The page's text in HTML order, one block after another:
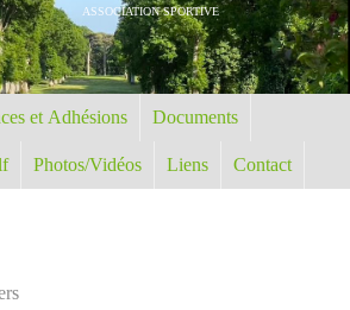
ASSOCIATION SPORTIVE
et Adhésions Documents
Photos/Vidéos Liens Contact